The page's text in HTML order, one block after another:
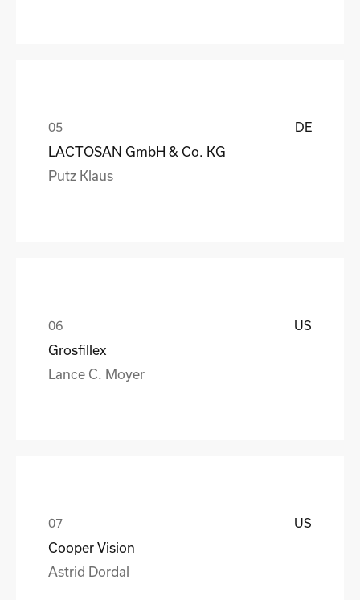
DE
LACTOSAN GmbH & Co. KG
Putz Klaus
US
Grosfillex
Lance C. Moyer
US
Cooper Vision
Astrid Dordal